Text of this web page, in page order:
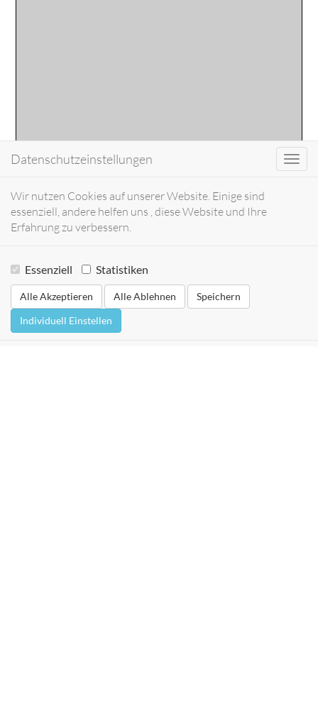
Datenschutzeinstellungen
Wir nutzen Cookies auf unserer Website. Einige sind
essenziell, andere helfen uns , diese Website und Ihre
Erfahrung zu verbessern.
Essenziell Statistiken
Alle Akzeptieren Alle Ablehnen
Speichern
Individuell Einstellen